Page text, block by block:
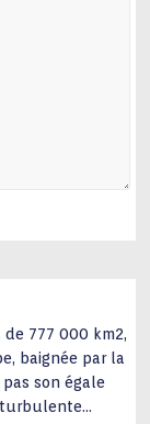
777 000 km2,
baignée par la
son égale
turbulente